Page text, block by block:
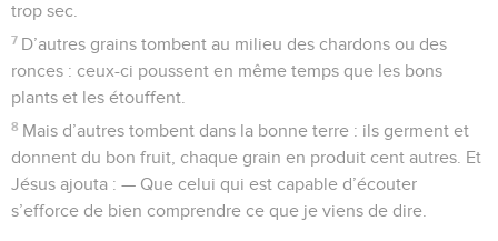
trop sec.
7 D’autres grains tombent au milieu des chardons ou des
ronces : ceux-ci poussent en même temps que les bons
plants et les étouffent.
8 Mais d’autres tombent dans la bonne terre : ils germent et
donnent du bon fruit, chaque grain en produit cent autres. Et
Jésus ajouta : — Que celui qui est capable d’écouter
s’efforce de bien comprendre ce que je viens de dire.